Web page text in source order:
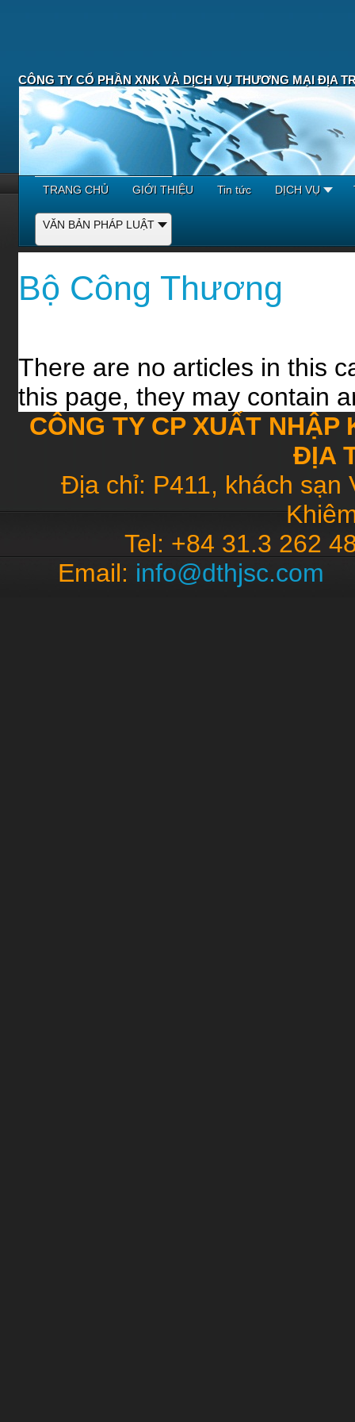
CÔNG TY CỔ PHẦN XNK VÀ DỊCH VỤ THƯƠNG MẠI ĐỊA
TRANG CHỦ GIỚI THIỆU Tin tức DỊCH VỤ
VĂN BẢN PHÁP LUẬT
Bộ Công Thương
There are no articles in this
this page, they may contain
CÔNG TY CP XUẤT
ĐỊA
Địa chỉ: P411, khách sạn
Tel: +84 31.3 262
Email: